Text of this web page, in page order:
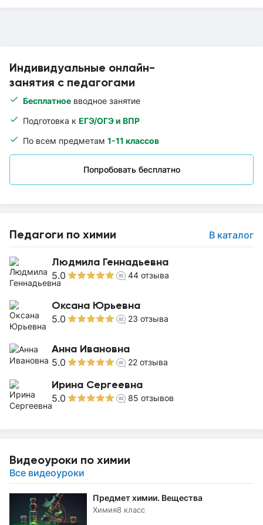
Индивидуальные онлайн-
занятия с педагогами
Бесплатное вводное занятие
Подготовка к ЕГЭ/ОГЭ и ВПР
По всем предметам 1-11 классов
Попробовать бесплатно
Педагоги по химии В каталог
Людмила Геннадьевна
5.0 44 отзыва
Оксана Юрьевна
5.0 23 отзыва
Анна Ивановна
5.0 22 отзыва
Ирина Сергеевна
5.0 85 отзывов
Видеоуроки по химии
Все видеоуроки
Предмет химии. Вещества
Химия8 класс